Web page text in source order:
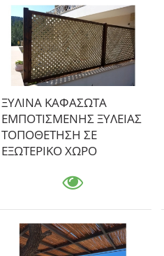
ΞΥΛΙΝΑ ΚΑΦΑΣΩΤΑ
ΕΜΠΟΤΙΣΜΕΝΗΣ ΞΥΛΕΙΑΣ
ΤΟΠΟΘΕΤΗΣΗ ΣΕ
ΕΞΩΤΕΡΙΚΟ ΧΩΡΟ